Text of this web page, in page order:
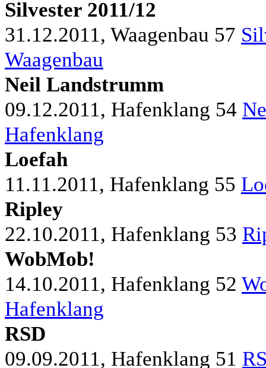
Silvester 2011/12
31.12.2011, Waagenbau 57
Waagenbau
Neil Landstrumm
09.12.2011, Hafenklang 54
Hafenklang
Loefah
11.11.2011, Hafenklang 55
Ripley
22.10.2011, Hafenklang 53
WobMob!
14.10.2011, Hafenklang 52
Hafenklang
RSD
09.09.2011, Hafenklang 51